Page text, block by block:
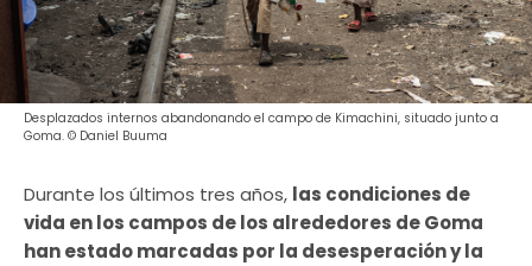
Desplazados internos abandonando el campo de Kimachini, situado junto a
Goma. © Daniel Buuma
Durante los últimos tres años, las condiciones de
vida en los campos de los alrededores de Goma
han estado marcadas por la desesperación y la